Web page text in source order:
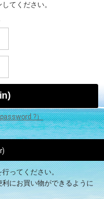
てください。
?）
ってください。
にお買い物ができるように